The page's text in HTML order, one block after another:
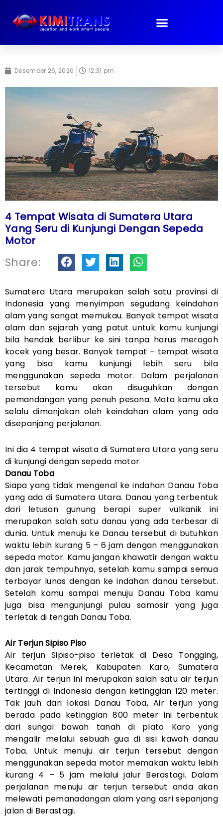
konten
Desember 26, 2020 12:31 pm
4 Tempat Wisata di Sumatera Utara
Yang Seru di Kunjungi Dengan Sepeda
Motor
Share:
Sumatera Utara merupakan salah satu provinsi di
Indonesia yang menyimpan segudang keindahan
alam yang sangat memukau. Banyak tempat wisata
alam dan sejarah yang patut untuk kamu kunjungi
bila hendak berlibur ke sini tanpa harus merogoh
kocek yang besar. Banyak tempat – tempat wisata
yang bisa kamu kunjungi lebih seru bila
menggunakan sepeda motor. Dalam perjalanan
tersebut kamu akan disuguhkan dengan
pemandangan yang penuh pesona. Mata kamu aka
selalu dimanjakan oleh keindahan alam yang ada
disepanjang perjalanan.
Ini dia 4 tempat wisata di Sumatera Utara yang seru
di kunjungi dengan sepeda motor
Danau Toba
Siapa yang tidak mengenal ke indahan Danau Toba
yang ada di Sumatera Utara. Danau yang terbentuk
dari letusan gunung berapi super vulkanik ini
merupakan salah satu danau yang ada terbesar di
dunia. Untuk menuju ke Danau tersebut di butuhkan
waktu lebih kurang 5 – 6 jam dengan menggunakan
sepeda motor. Kamu jangan khawatir dengan waktu
dan jarak tempuhnya, setelah kamu sampai semua
terbayar lunas dengan ke indahan danau tersebut.
Setelah kamu sampai menuju Danau Toba kamu
juga bisa mengunjungi pulau samosir yang juga
terletak di tengah Danau Toba.
Air Terjun Sipiso Piso
Air terjun Sipiso-piso terletak di Desa Tongging,
Kecamatan Merek, Kabupaten Karo, Sumatera
Utara. Air terjun ini merupakan salah satu air terjun
tertinggi di Indonesia dengan ketinggian 120 meter.
Tak jauh dari lokasi Danau Toba, Air terjun yang
berada pada ketinggian 800 meter ini terbentuk
dari sungai bawah tanah di plato Karo yang
mengalir melalui sebuah gua di sisi kawah danau
Toba. Untuk menuju air terjun tersebut dengan
menggunakan sepeda motor memakan waktu lebih
kurang 4 – 5 jam melalui jalur Berastagi. Dalam
perjalanan menuju air terjun tersebut anda akan
melewati pemanadangan alam yang asri sepanjang
jalan di Berastagi.